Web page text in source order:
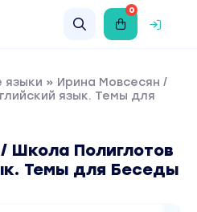
0
языки » Ирина Мовсесян /
язык. Темы для
Школа Полиглотов
Темы для Беседы